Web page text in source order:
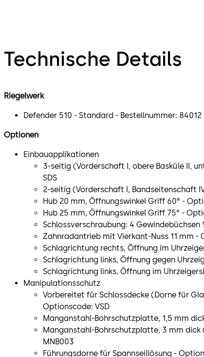
Technische Details
Riegelwerk
Defender 510 - Standard - Bestellnummer: 84012
Optionen
Einbauapplikationen
3-seitig (Vorderschaft I, obere Basküle II,
SDS
2-seitig (Vorderschaft I, Bandseitenschaft
Hub 20 mm, Öffnungswinkel Griff 60° -
Hub 25 mm, Öffnungswinkel Griff 75° -
Schlossverschraubung: 4
Zahnradantrieb mit Vierkant-Nuss 11 mm -
Schlagrichtung rechts, Öffnung im
Schlagrichtung links, Öffnung gegen
Schlagrichtung links, Öffnung im
Manipulationsschutz
Vorbereitet für Schlossdecke (Dorne für
Optionscode: VSD
Manganstahl-Bohrschutzplatte, 1,5 mm
Manganstahl-Bohrschutzplatte, 3 mm dick
MNB003
Führungsdorne für Spannseillösung -